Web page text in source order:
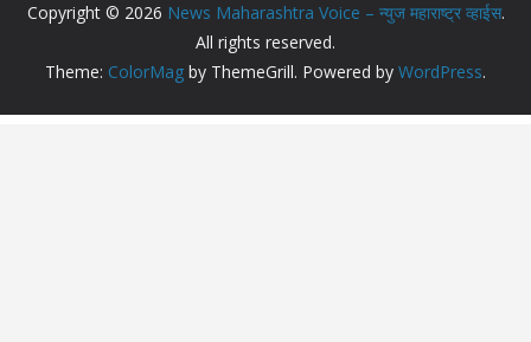
Copyright © 2026 News Maharashtra Voice – न्युज महाराष्ट्र व्हाईस.
All rights reserved.
Theme: ColorMag by ThemeGrill. Powered by WordPress.